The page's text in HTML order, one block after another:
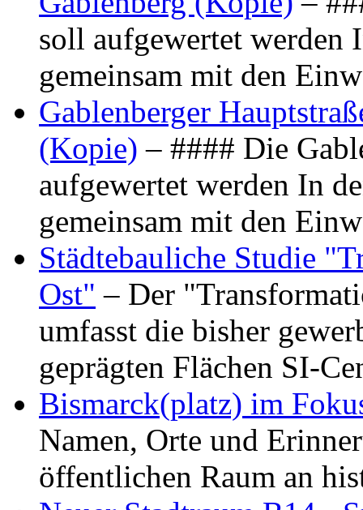
soll aufgewertet werden
gemeinsam mit den
Gablenberger
(Kopie) – #### Die
aufgewertet werden In
gemeinsam mit den
Städtebauliche Studie
Ost" – Der
umfasst die bisher
geprägten Flächen SI-
Bismarck(platz) im
Namen, Orte und
öffentlichen Raum an